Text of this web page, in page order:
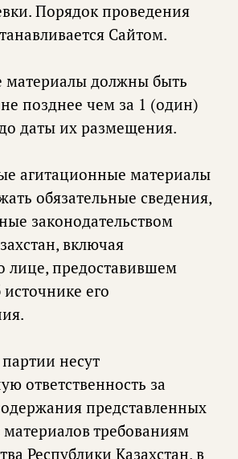
Порядок проведения
Сайтом.
материалы должны быть
позднее чем за 1 (один)
даты их размещения.
агитационные материалы
обязательные сведения,
законодательством
включая
предоставившем
его
несут
ответственность за
представленных
требованиям
Республики Казахстан, в